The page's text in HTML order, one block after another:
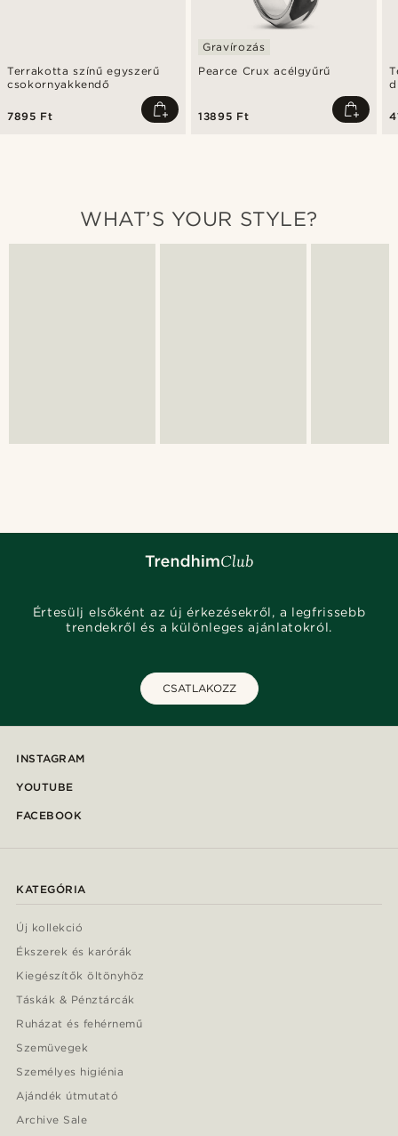
Terrakotta színű egyszerű
csokornyakkendő
7895 Ft
Pearce Crux acélgyűrű
Gravírozás
13895 Ft
WHAT’S YOUR STYLE?
Értesülj elsőként az új érkezésekről, a legfrissebb
trendekről és a különleges ajánlatokról.
CSATLAKOZZ
INSTAGRAM
YOUTUBE
FACEBOOK
KATEGÓRIA
Új kollekció
Ékszerek és karórák
Kiegészítők öltönyhöz
Táskák & Pénztárcák
Ruházat és fehérnemű
Szemüvegek
Személyes higiénia
Ajándék útmutató
Archive Sale